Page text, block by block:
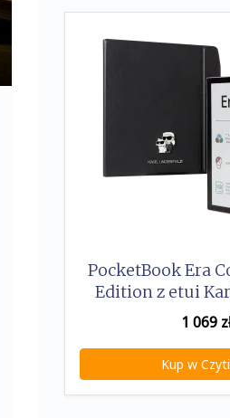
PocketBook Era
Edition z etui
1 069
Kup w